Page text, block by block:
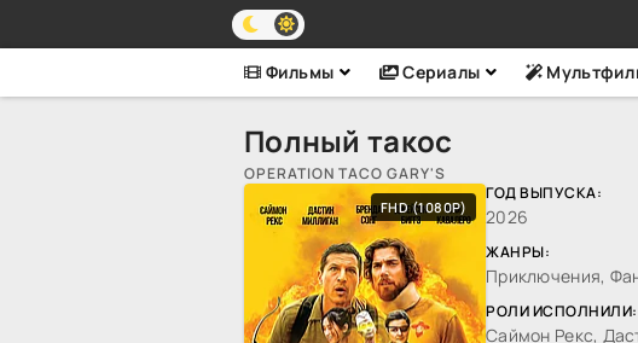
Фильмы Сериалы
Полный такос
OPERATION TACO GARY'S
FHD (1080P)
ГОД ВЫПУСКА:
2026
ЖАНРЫ:
Приключения,
РОЛИ ИСПОЛНИЛИ:
Саймон Рекс,